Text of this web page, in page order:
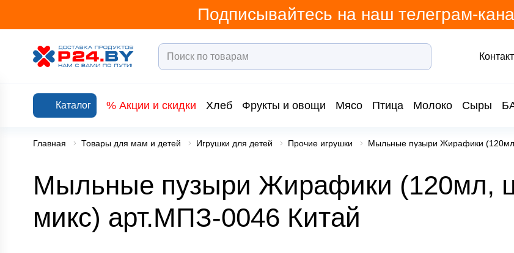
Подписывайтесь на наш телеграм-
Каталог % Акции и скидки Хлеб Фрукты и овощи Мясо Птица Молоко Сыры
Главная Товары для мам и детей Игрушки для детей Прочие игрушки Мыльные пузыри Жирафики (120мл,
Мыльные пузыри Жирафики (120мл,
микс) арт.МПЗ-0046 Китай